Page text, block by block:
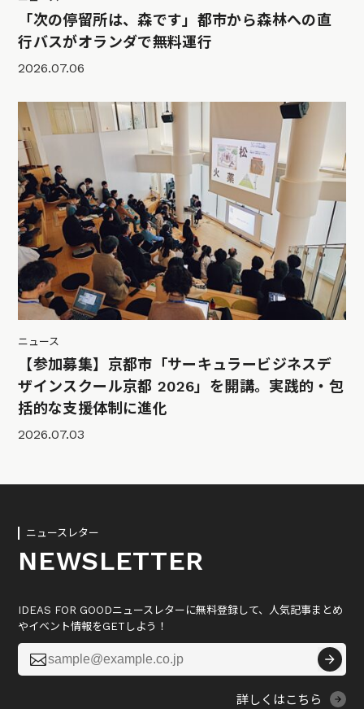
「次の停留所は、森です」都市から森林への直
行バスがオランダで無料運行
2026.07.06
ニュース
【参加募集】京都市「サーキュラービジネスデ
ザインスクール京都 2026」を開講。実践的・包
括的な支援体制に進化
2026.07.03
ニュースレター
NEWSLETTER
IDEAS FOR GOODニュースレターに無料登録して、人気記事まとめ
やイベント情報をGETしよう！

詳しくはこちら